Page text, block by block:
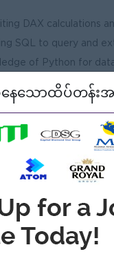
DAX calculations
SQL to query and
of Python for
of data modeling and
with
ာတွေကမ်းလှမ်းနိုင်သ
မြတ်
provided (except some
သောထိပ်တန်းအ